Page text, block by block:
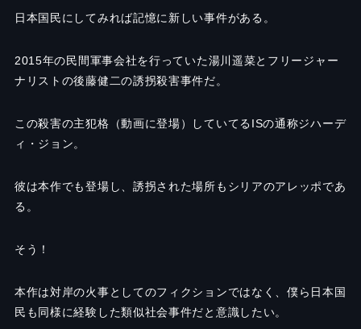
日本国民にしてみれば記憶に新しい事件がある。
2015年の民間軍事会社を行っていた湯川遥菜とフリージャー
ナリストの後藤健二の誘拐殺害事件だ。
この殺害の主犯格（動画に登場）していてるISの通称ジハーデ
ィ・ジョン。
彼は本作でも登場し、誘拐された場所もシリアのアレッポであ
る。
そう！
本作は対岸の火事としてのフィクションではなく、僕ら日本国
民も同様に経験した類似社会事件だと意識したい。